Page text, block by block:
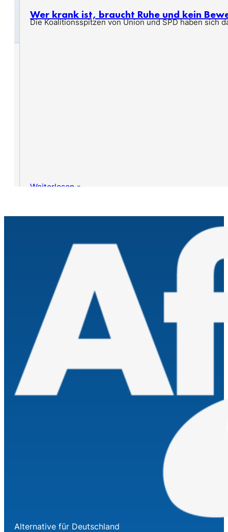
Wer krank ist, braucht Ruhe und kein
Die Koalitionsspitzen von Union und SPD haben sich
Weiterlesen »
Alternative für Deutschland